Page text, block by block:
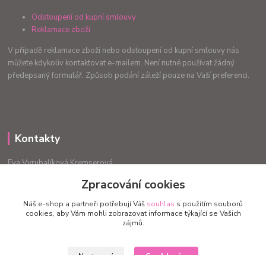
Odstoupení od kupní smlouvy
Reklamace zboží
V případě reklamace zboží nebo odstoupení od kupní smlouvy nás
můžete kdykoliv kontaktovat e-mailem. Není nutné používat žádný
předepsaný formulář. Způsob podání záleží pouze na Vaší preferenci.
Kontakty
Eva Vyrubalíková Kremserová
info.radost@email.cz
Zpracování cookies
Náš e-shop a partneři potřebují Váš souhlas s použitím souborů
cookies, aby Vám mohli zobrazovat informace týkající se Vašich
zájmů.